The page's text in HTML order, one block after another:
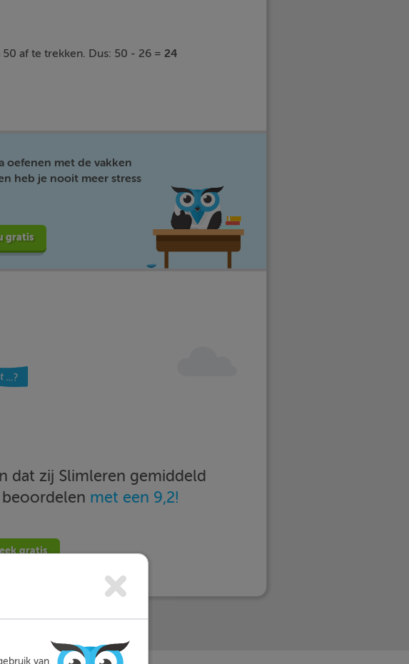
af te trekken. Dus: 50 - 26 = 24
oefenen met de vakken
heb je nooit meer stress
gratis
dat zij Slimleren gemiddeld
beoordelen met een 9,2!
gratis
van